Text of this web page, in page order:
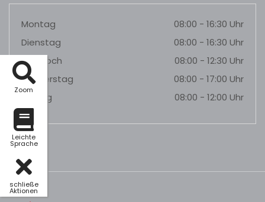
Zoom
Leichte
Sprache
schließe
Aktionen
Montag
08:00 - 16:30 Uhr
Dienstag
08:00 - 16:30 Uhr
Mittwoch
08:00 - 12:30 Uhr
Donnerstag
08:00 - 17:00 Uhr
Freitag
08:00 - 12:00 Uhr